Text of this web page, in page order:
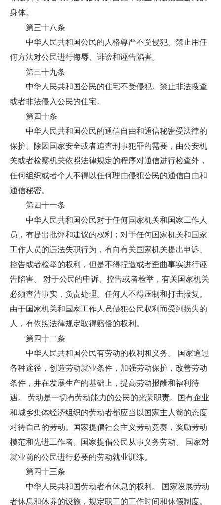
身体。
第三十八条
中华人民共和国公民的人格尊严不受侵犯。禁止用任
何方法对公民进行侮辱、诽谤和诬告陷害。
第三十九条
中华人民共和国公民的住宅不受侵犯。禁止非法搜查
或者非法侵入公民的住宅。
第四十条
中华人民共和国公民的通信自由和通信秘密受法律的
保护。除因国家安全或者追查刑事犯罪的需要，由公安机
关或者检察机关依照法律规定的程序对通信进行检查外，
任何组织或者个人不得以任何理由侵犯公民的通信自由和
通信秘密。
第四十一条
中华人民共和国公民对于任何国家机关和国家工作人
员，有提出批评和建议的权利；对于任何国家机关和国家
工作人员的违法失职行为，有向有关国家机关提出申诉、
控告或者检举的权利，但是不得捏造或者歪曲事实进行诬
告陷害。 对于公民的申诉、控告或者检举，有关国家机关
必须查清事实，负责处理。任何人不得压制和打击报复。
由于国家机关和国家工作人员侵犯公民权利而受到损失的
人，有依照法律规定取得赔偿的权利。
第四十二条
中华人民共和国公民有劳动的权利和义务。 国家通过
各种途径，创造劳动就业条件，加强劳动保护，改善劳动
条件，并在发展生产的基础上，提高劳动报酬和福利待
遇。 劳动是一切有劳动能力的公民的光荣职责。国有企业
和城乡集体经济组织的劳动者都应当以国家主人翁的态度
对待自己的劳动。国家提倡社会主义劳动竞赛，奖励劳动
模范和先进工作者。国家提倡公民从事义务劳动。 国家对
就业前的公民进行必要的劳动就业训练。
第四十三条
中华人民共和国劳动者有休息的权利。 国家发展劳动
者休息和休养的设施，规定职工的工作时间和休假制度。